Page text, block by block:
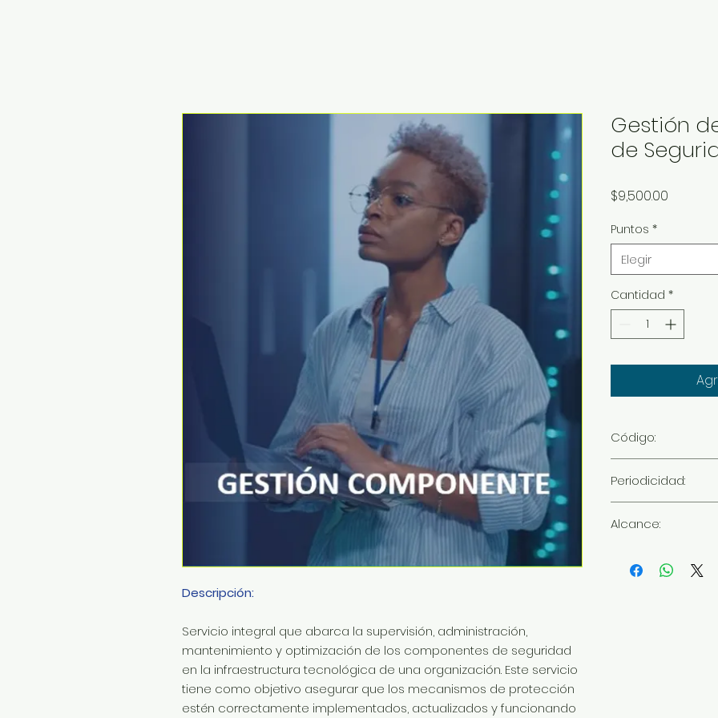
Descripción:
Servicio integral que abarca la supervisión, administración,
mantenimiento y optimización de los componentes de seguridad
en la infraestructura tecnológica de una organización. Este servicio
tiene como objetivo asegurar que los mecanismos de protección
estén correctamente implementados, actualizados y funcionando
Gestión
de
$9,500.00
Puntos *
Elegir
Cantidad *
Código:
Periodicidad:
Alcance: